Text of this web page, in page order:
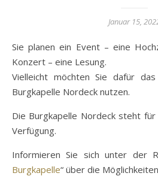
Januar 15,
Sie planen ein Event – eine Hochzeit – eine Taufe – ein
Konzert – eine Lesung.
Vielleicht möchten Sie dafür
Burgkapelle Nordeck nutzen.
Die Burgkapelle Nordeck steht
Verfügung.
Informieren Sie sich unter der
Burgkapelle“ über die